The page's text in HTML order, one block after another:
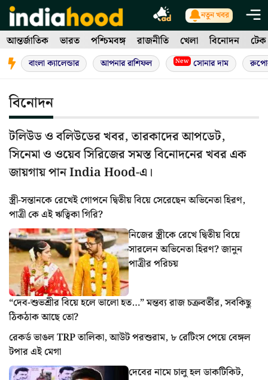
Skip
to
content
নতুন খবর
আন্তর্জাতিক ভারত পশ্চিমবঙ্গ রাজনীতি খেলা বিনোদন টেক
বাংলা ক্যালেন্ডার আপনার রাশিফল New সোনার দাম
বিনোদন
টলিউড ও বলিউডের খবর, তারকাদের আপডেট,
সিনেমা ও ওয়েব সিরিজের সমস্ত বিনোদনের খবর এক
জায়গায় পান India Hood-এ।
স্ত্রী-সন্তানকে রেখেই গোপনে দ্বিতীয় বিয়ে সেরেছেন অভিনেতা হিরণ,
পাত্রী কে এই ঋত্বিকা গিরি?
নিজের স্ত্রীকে রেখে দ্বিতীয় বিয়ে
সারলেন অভিনেতা হিরণ? জানুন
পাত্রীর পরিচয়
“দেব-শুভশ্রীর বিয়ে হলে ভালো হত…” মন্তব্য রাজ চক্রবর্তীর, সবকিছু
ঠিকঠাক আছে তো?
রেকর্ড ভাঙল TRP তালিকা, আউট পরশুরাম, ৮ রেটিংস পেয়ে বেঙ্গল
টপার এই মেগা
দেবের নামে চালু হল ডাকটিকিট,